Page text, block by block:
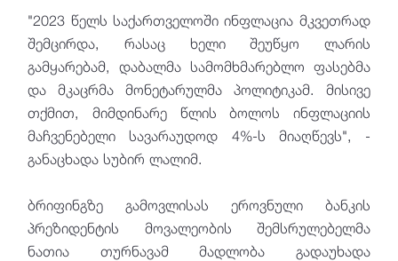
"2023 წელს საქართველოში ინფლაცია მკვეთრად
შემცირდა, რასაც ხელი შეუწყო ლარის
გამყარებამ, დაბალმა სამომხმარებლო ფასებმა
და მკაცრმა მონეტარულმა პოლიტიკამ. მისივე
თქმით, მიმდინარე წლის ბოლოს ინფლაციის
მაჩვენებელი სავარაუდოდ 4%-ს მიაღწევს", -
განაცხადა სუბირ ლალიმ.
ბრიფინგზე გამოვლისას ეროვნული ბანკის
პრეზიდენტის მოვალეობის შემსრულებელმა
ნათია თურნავამ მადლობა გადაუხადა